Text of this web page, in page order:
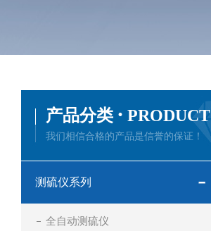
产品分类 · PRODUCT
我们相信合格的产品是信誉的保证！
测硫仪系列
全自动测硫仪